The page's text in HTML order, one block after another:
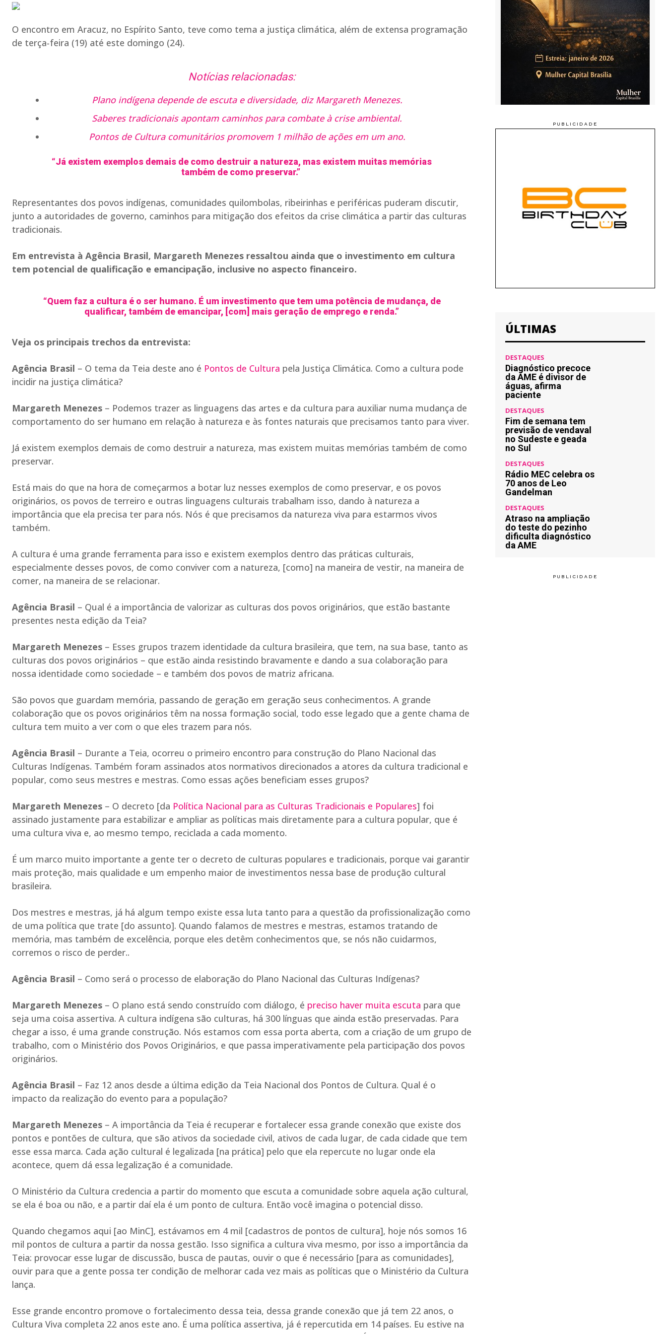
O encontro em Aracuz, no Espírito Santo, teve como tema a justiça climática, além de extensa programação
de terça-feira (19) até este domingo (24).
Notícias relacionadas:
Plano indígena depende de escuta e diversidade, diz Margareth Menezes.
Saberes tradicionais apontam caminhos para combate à crise ambiental.
Pontos de Cultura comunitários promovem 1 milhão de ações em um ano.
“Já existem exemplos demais de como destruir a natureza, mas existem muitas memórias
também de como preservar.”
Representantes dos povos indígenas, comunidades quilombolas, ribeirinhas e periféricas puderam discutir,
junto a autoridades de governo, caminhos para mitigação dos efeitos da crise climática a partir das culturas
tradicionais.
Em entrevista à Agência Brasil, Margareth Menezes ressaltou ainda que o investimento em cultura
tem potencial de qualificação e emancipação, inclusive no aspecto financeiro.
“Quem faz a cultura é o ser humano. É um investimento que tem uma potência de mudança, de
qualificar, também de emancipar, [com] mais geração de emprego e renda.”
Veja os principais trechos da entrevista:
Agência Brasil – O tema da Teia deste ano é Pontos de Cultura pela Justiça Climática. Como a cultura pode
incidir na justiça climática?
Margareth Menezes – Podemos trazer as linguagens das artes e da cultura para auxiliar numa mudança de
comportamento do ser humano em relação à natureza e às fontes naturais que precisamos tanto para viver.
Já existem exemplos demais de como destruir a natureza, mas existem muitas memórias também de como
preservar.
Está mais do que na hora de começarmos a botar luz nesses exemplos de como preservar, e os povos
originários, os povos de terreiro e outras linguagens culturais trabalham isso, dando à natureza a
importância que ela precisa ter para nós. Nós é que precisamos da natureza viva para estarmos vivos
também.
A cultura é uma grande ferramenta para isso e existem exemplos dentro das práticas culturais,
especialmente desses povos, de como conviver com a natureza, [como] na maneira de vestir, na maneira de
comer, na maneira de se relacionar.
Agência Brasil – Qual é a importância de valorizar as culturas dos povos originários, que estão bastante
presentes nesta edição da Teia?
Margareth Menezes – Esses grupos trazem identidade da cultura brasileira, que tem, na sua base, tanto as
culturas dos povos originários – que estão ainda resistindo bravamente e dando a sua colaboração para
nossa identidade como sociedade – e também dos povos de matriz africana.
São povos que guardam memória, passando de geração em geração seus conhecimentos. A grande
colaboração que os povos originários têm na nossa formação social, todo esse legado que a gente chama de
cultura tem muito a ver com o que eles trazem para nós.
Agência Brasil – Durante a Teia, ocorreu o primeiro encontro para construção do Plano Nacional das
Culturas Indígenas. Também foram assinados atos normativos direcionados a atores da cultura tradicional e
popular, como seus mestres e mestras. Como essas ações beneficiam esses grupos?
Margareth Menezes – O decreto [da Política Nacional para as Culturas Tradicionais e Populares] foi
assinado justamente para estabilizar e ampliar as políticas mais diretamente para a cultura popular, que é
uma cultura viva e, ao mesmo tempo, reciclada a cada momento.
É um marco muito importante a gente ter o decreto de culturas populares e tradicionais, porque vai garantir
mais proteção, mais qualidade e um empenho maior de investimentos nessa base de produção cultural
brasileira.
Dos mestres e mestras, já há algum tempo existe essa luta tanto para a questão da profissionalização como
de uma política que trate [do assunto]. Quando falamos de mestres e mestras, estamos tratando de
memória, mas também de excelência, porque eles detêm conhecimentos que, se nós não cuidarmos,
corremos o risco de perder..
Agência Brasil – Como será o processo de elaboração do Plano Nacional das Culturas Indígenas?
Margareth Menezes – O plano está sendo construído com diálogo, é preciso haver muita escuta para que
seja uma coisa assertiva. A cultura indígena são culturas, há 300 línguas que ainda estão preservadas. Para
chegar a isso, é uma grande construção. Nós estamos com essa porta aberta, com a criação de um grupo de
trabalho, com o Ministério dos Povos Originários, e que passa imperativamente pela participação dos povos
originários.
Agência Brasil – Faz 12 anos desde a última edição da Teia Nacional dos Pontos de Cultura. Qual é o
impacto da realização do evento para a população?
Margareth Menezes – A importância da Teia é recuperar e fortalecer essa grande conexão que existe dos
pontos e pontões de cultura, que são ativos da sociedade civil, ativos de cada lugar, de cada cidade que tem
esse essa marca. Cada ação cultural é legalizada [na prática] pelo que ela repercute no lugar onde ela
acontece, quem dá essa legalização é a comunidade.
O Ministério da Cultura credencia a partir do momento que escuta a comunidade sobre aquela ação cultural,
se ela é boa ou não, e a partir daí ela é um ponto de cultura. Então você imagina o potencial disso.
Quando chegamos aqui [ao MinC], estávamos em 4 mil [cadastros de pontos de cultura], hoje nós somos 16
mil pontos de cultura a partir da nossa gestão. Isso significa a cultura viva mesmo, por isso a importância da
Teia: provocar esse lugar de discussão, busca de pautas, ouvir o que é necessário [para as comunidades],
ouvir para que a gente possa ter condição de melhorar cada vez mais as políticas que o Ministério da Cultura
lança.
Esse grande encontro promove o fortalecimento dessa teia, dessa grande conexão que já tem 22 anos, o
Cultura Viva completa 22 anos este ano. É uma política assertiva, já é repercutida em 14 países. Eu estive na
ÚLTIMAS
DESTAQUES
Diagnóstico precoce
da AME é divisor de
águas, afirma
paciente
DESTAQUES
Fim de semana tem
previsão de vendaval
no Sudeste e geada
no Sul
DESTAQUES
Rádio MEC celebra os
70 anos de Leo
Gandelman
DESTAQUES
Atraso na ampliação
do teste do pezinho
dificulta diagnóstico
da AME